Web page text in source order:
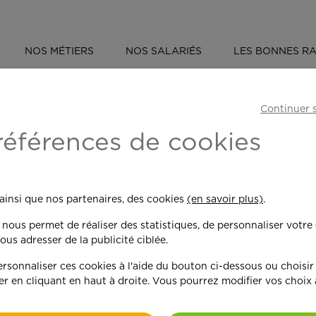
NOS MÉTIERS NOS SALARIÉS LES BONNES
:Anniversaire de
Une envie d’être utile
Après une expérience de 20
laboratoire pharmaceutique
Continuer
de cookies
que nos partenaires, des cookies (en savoir plus).
permet de réaliser des statistiques, de personnaliser votre
adresser de la publicité ciblée.
ces cookies à l'aide du bouton ci-dessous ou
en cliquant en haut à droite. Vous pourrez modifier vos choix